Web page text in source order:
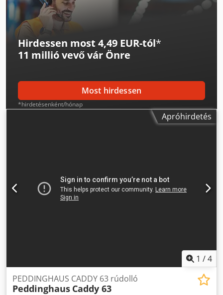
Méretek: 1540/700/M1510 mm - Tömeg: 1410 kg
Hirdessen most 4,49 EUR-tól*
11 millió vevővár Önre
Most hirdessen
*hirdetésenként/hónap
Apróhirdetés
1 /4
PEDDINGHAUS CADDY 63 rúdolló
Peddinghaus Caddy 63